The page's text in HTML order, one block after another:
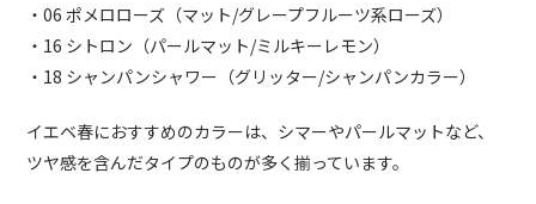
・06 ポメロローズ（マット/グレープフルーツ系ローズ）
・16 シトロン（パールマット/ミルキーレモン）
・18 シャンパンシャワー（グリッター/シャンパンカラー）
イエベ春におすすめのカラーは、シマーやパールマットなど、
ツヤ感を含んだタイプのものが多く揃っています。